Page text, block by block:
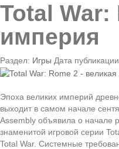
Total War:
империя
Раздел: Игры Дата
Эпоха великих империй
выходит в самом начале
Assembly объявила о начале
знаменитой игровой серии
Total War. Системные